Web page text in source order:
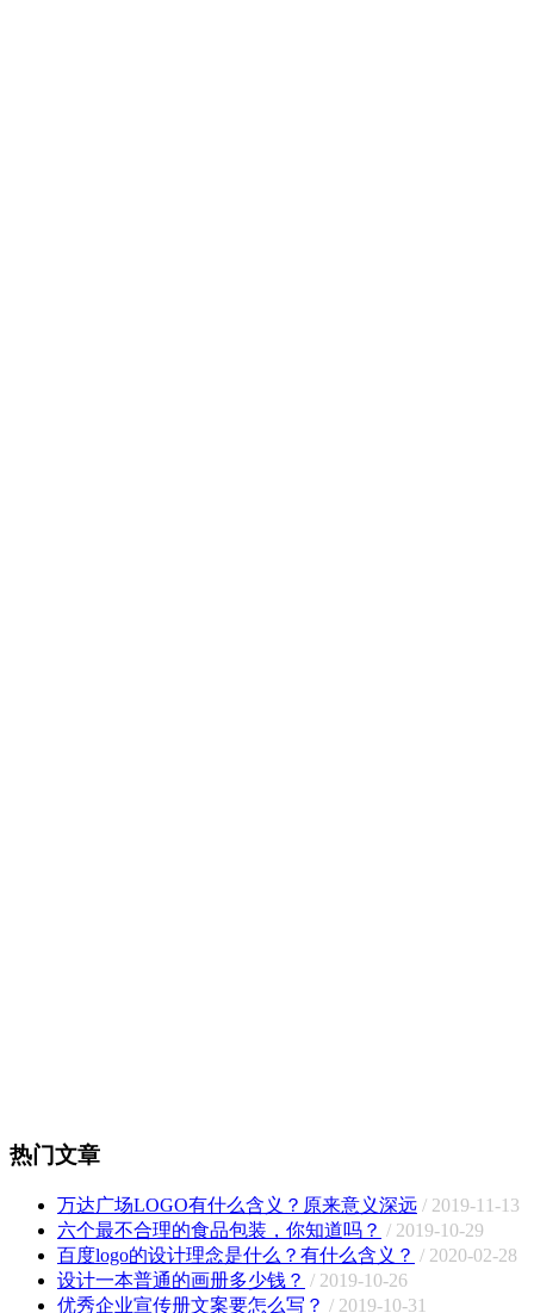
热门文章
万达广场LOGO有什么含义？原来意义深远 / 2019-11-13
六个最不合理的食品包装，你知道吗？ / 2019-10-29
百度logo的设计理念是什么？有什么含义？ / 2020-02-28
设计一本普通的画册多少钱？ / 2019-10-26
优秀企业宣传册文案要怎么写？ / 2019-10-31